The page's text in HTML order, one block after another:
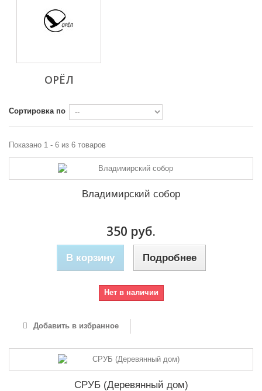
ОРЁЛ
Сортировка по
Показано 1 - 6 из 6 товаров
Владимирский собор
350 руб.
В корзину Подробнее
Нет в наличии
Добавить в избранное
СРУБ (Деревянный дом)